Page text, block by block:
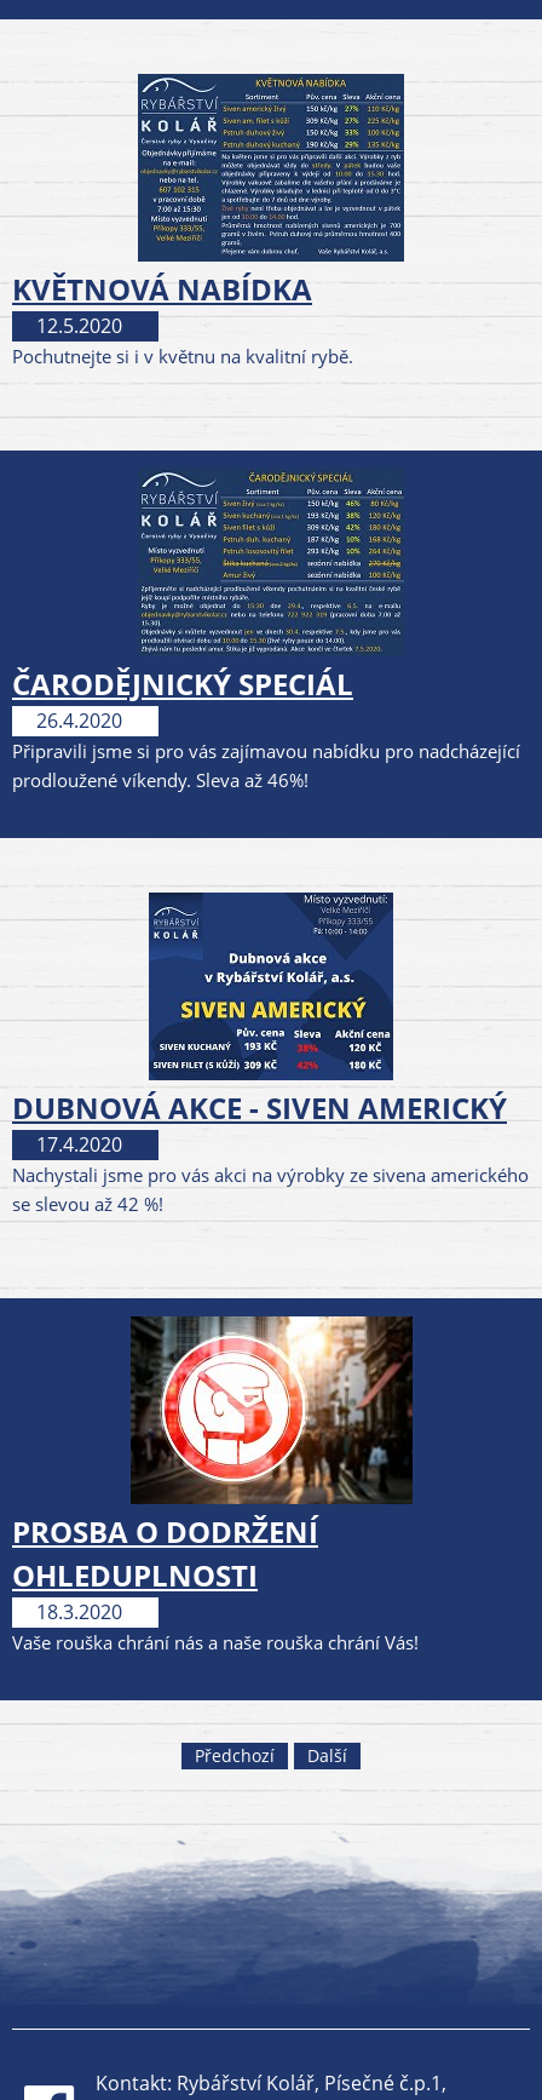
KVĚTNOVÁ NABÍDKA
12.5.2020
Pochutnejte si i v květnu na kvalitní rybě.
ČARODĚJNICKÝ SPECIÁL
26.4.2020
Připravili jsme si pro vás zajímavou nabídku pro nadcházející
prodloužené víkendy. Sleva až 46%!
DUBNOVÁ AKCE - SIVEN AMERICKÝ
17.4.2020
Nachystali jsme pro vás akci na výrobky ze sivena amerického
se slevou až 42 %!
PROSBA O DODRŽENÍ
OHLEDUPLNOSTI
18.3.2020
Vaše rouška chrání nás a naše rouška chrání Vás!
Předchozí Další
Kontakt: Rybářství Kolář, Písečné č.p.1,